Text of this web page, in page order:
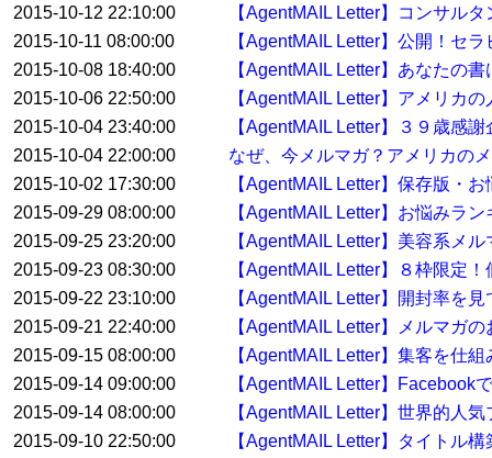
2015-10-12 22:10:00
【AgentMAIL Letter】コンサル
2015-10-11 08:00:00
【AgentMAIL Letter】公開！セ
2015-10-08 18:40:00
【AgentMAIL Letter】あなたの
2015-10-06 22:50:00
【AgentMAIL Letter】アメリカ
2015-10-04 23:40:00
【AgentMAIL Letter】３９歳感
2015-10-04 22:00:00
なぜ、今メルマガ？アメリカの
2015-10-02 17:30:00
【AgentMAIL Letter】保存版・
2015-09-29 08:00:00
【AgentMAIL Letter】お悩みラ
2015-09-25 23:20:00
【AgentMAIL Letter】美容系メ
2015-09-23 08:30:00
【AgentMAIL Letter】８枠限定
2015-09-22 23:10:00
【AgentMAIL Letter】開封率を
2015-09-21 22:40:00
【AgentMAIL Letter】メルマガ
2015-09-15 08:00:00
【AgentMAIL Letter】集客を仕
2015-09-14 09:00:00
【AgentMAIL Letter】Facebook
2015-09-14 08:00:00
【AgentMAIL Letter】世界的人
2015-09-10 22:50:00
【AgentMAIL Letter】タイトル